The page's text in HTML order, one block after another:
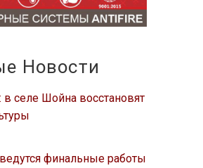
Новости
в селе Шойна восстановят
финальные работы